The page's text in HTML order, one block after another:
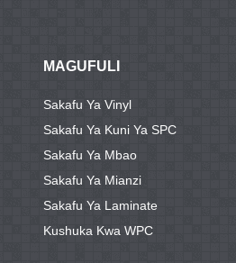
MAGUFULI
Sakafu Ya Vinyl
Sakafu Ya Kuni Ya SPC
Sakafu Ya Mbao
Sakafu Ya Mianzi
Sakafu Ya Laminate
Kushuka Kwa WPC